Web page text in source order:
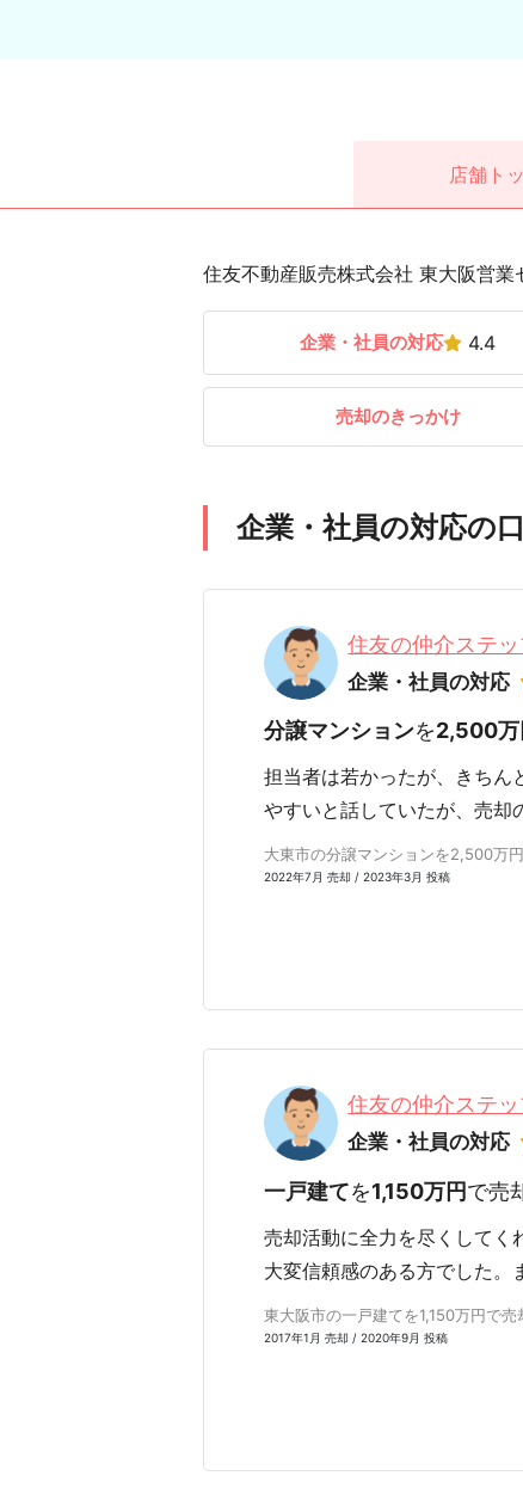
店舗 ト
住友不動産販売株式会社 東大阪営
企業・社員の対応 4.4
売却のきっかけ
企業・社員の対応の
住友の仲介ステ
企業・社員の対応
分譲マンションを2,500万
担当者は若かったが、きちん
やすいと話していたが、売却
大東市の分譲マンションを2,500万
2022年7月 売却 / 2023年3月 投稿
住友の仲介ステ
企業・社員の対応
一戸建てを1,150万円で売
売却活動に全力を尽くしてく
大変信頼感のある方でした。
東大阪市の一戸建てを1,150万円で
2017年1月 売却 / 2020年9月 投稿